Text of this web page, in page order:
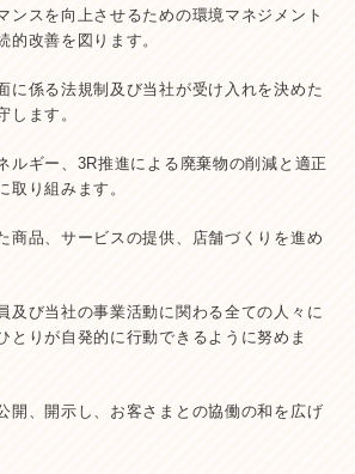
ンスを向上させるための環境マネジメント
的改善を図ります。
に係る法規制及び当社が受け入れを決めた
します。
ルギー、3R推進による廃棄物の削減と適正
取り組みます。
商品、サービスの提供、店舗づくりを進め
及び当社の事業活動に関わる全ての人々に
とりが自発的に行動できるように努めま
開、開示し、お客さまとの協働の和を広げ